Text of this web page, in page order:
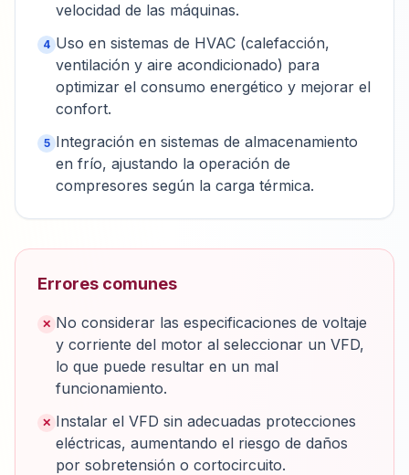
velocidad de las máquinas.
4 Uso en sistemas de HVAC (calefacción,
ventilación y aire acondicionado) para
optimizar el consumo energético y mejorar el
confort.
5 Integración en sistemas de almacenamiento
en frío, ajustando la operación de
compresores según la carga térmica.
Errores comunes
✕ No considerar las especificaciones de voltaje
y corriente del motor al seleccionar un VFD,
lo que puede resultar en un mal
funcionamiento.
✕ Instalar el VFD sin adecuadas protecciones
eléctricas, aumentando el riesgo de daños
por sobretensión o cortocircuito.